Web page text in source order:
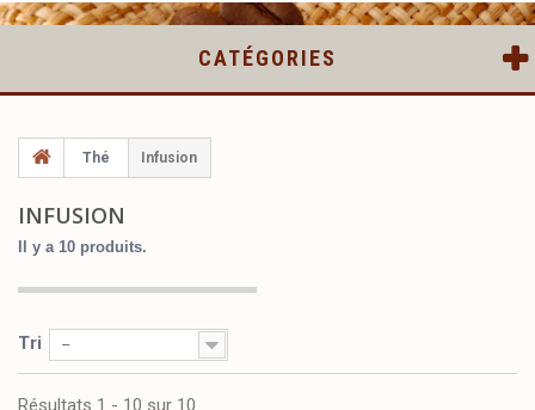
CATÉGORIES
Thé Infusion
INFUSION
Il y a 10 produits.
Tri --
Résultats 1 - 10 sur 10.